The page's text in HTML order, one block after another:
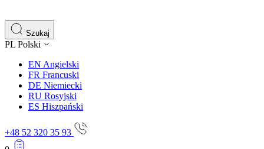
Szukaj
PL Polski
EN Angielski
FR Francuski
DE Niemiecki
RU Rosyjski
ES Hiszpański
+48 52 320 35 93
istotne i interesujące dla poszczególnych użytkowników
Nieklasyfikowane
Nieklasyfikowane pliki cookie, to pliki, które są w